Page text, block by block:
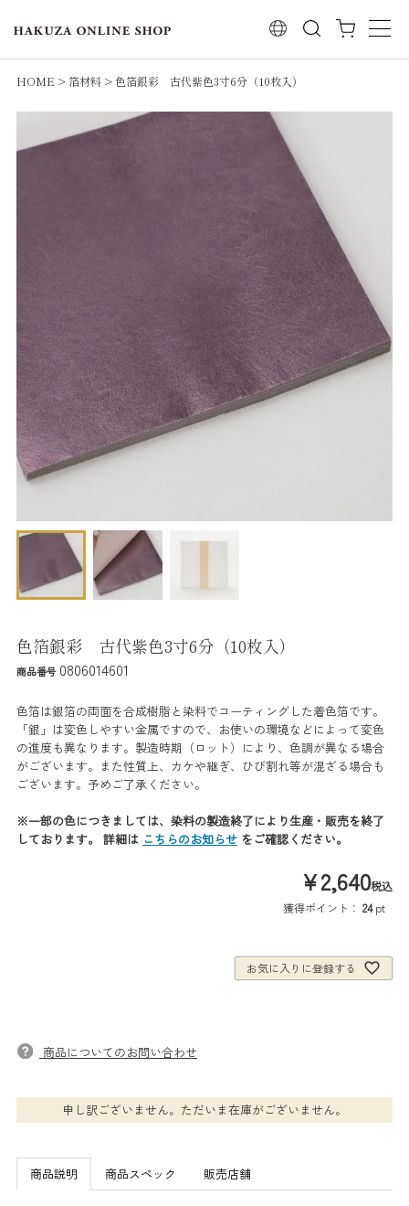
検索
HOME 箔材料 色箔銀彩 古代紫色3寸6分（10枚入）
色箔銀彩 古代紫色3寸6分（10枚入）
商品番号 0806014601
色箔は銀箔の両面を合成樹脂と染料でコーティングした着色箔です。
「銀」は変色しやすい金属ですので、お使いの環境などによって変色
の進度も異なります。製造時期（ロット）により、色調が異なる場合
がございます。また性質上、カケや継ぎ、ひび割れ等が混ざる場合も
ございます。予めご了承ください。
※一部の色につきましては、染料の製造終了により生産・販売を終了
しております。 詳細は こちらのお知らせをご確認ください。
¥2,640税込
獲得ポイント： 24 pt
お気に入りに登録する
商品についてのお問い合わせ
申し訳ございません。ただいま在庫がございません。
商品説明 商品スペック 販売店舗